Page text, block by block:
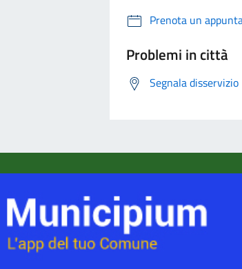
Prenota un
Problemi in città
Segnala disservizio